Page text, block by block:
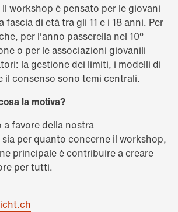
workshop è pensato per le giovani
di età tra gli 11 e i 18 anni. Per
per l'anno passerella nel 10°
o per le associazioni giovanili
la gestione dei limiti, i modelli di
il consenso sono temi centrali.
la motiva?
favore della nostra
per quanto concerne il workshop,
principale è contribuire a creare
per tutti.